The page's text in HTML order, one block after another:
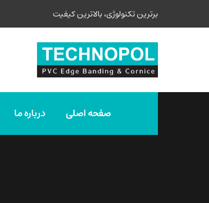
برترین تکنولوژی، بالاترین کیفیت
صفحه اصلی درباره ما